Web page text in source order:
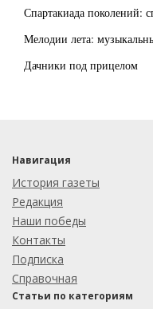
Спартакиада поколений:
Мелодии лета:
Дачники под прицелом
Навигация
История газеты
Редакция
Наши победы
Контакты
Подписка
Справочная
Статьи по категориям